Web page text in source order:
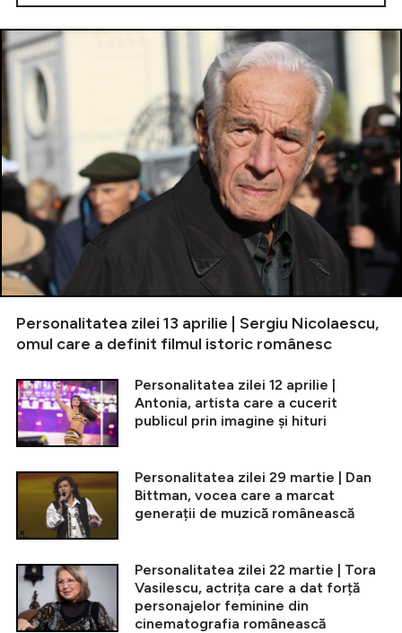
Personalitatea zilei 13 aprilie | Sergiu Nicolaescu,
omul care a definit filmul istoric românesc
Personalitatea zilei 12 aprilie |
Antonia, artista care a cucerit
publicul prin imagine și hituri
Personalitatea zilei 29 martie | Dan
Bittman, vocea care a marcat
generații de muzică românească
Personalitatea zilei 22 martie | Tora
Vasilescu, actrița care a dat forță
personajelor feminine din
cinematografia românească